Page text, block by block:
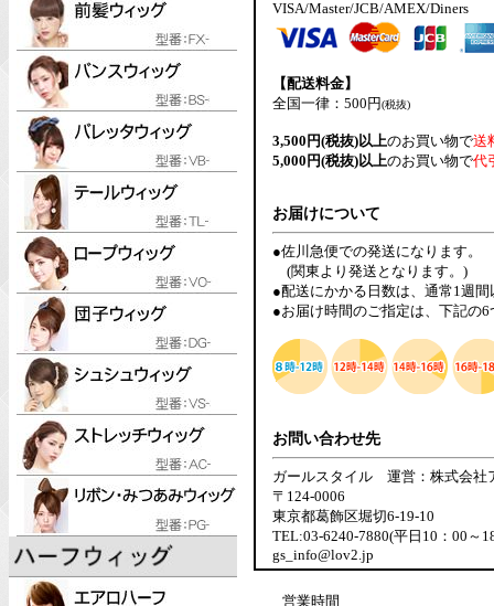
VISA/Master/JCB/AMEX/Diners
【配送料金】
全国一律：500円(税抜)
3,500円(税抜)以上のお買い物で送
5,000円(税抜)以上のお買い物で代
お届けについて
●佐川急便での発送になります。
(関東より発送となります。)
●配送にかかる日数は、通常1週
●お届け時間のご指定は、下記の
お問い合わせ先
ガールスタイル 運営：株式会社
〒124-0006
東京都葛飾区堀切6-19-10
TEL:03-6240-7880(平日10：00～
gs_info@lov2.jp
営業時間